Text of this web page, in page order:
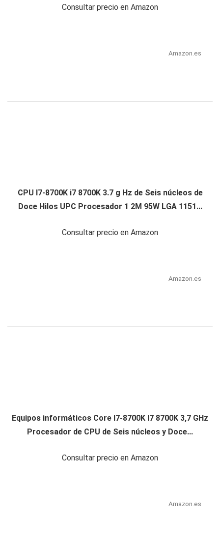
Consultar precio en Amazon
Amazon.es
CPU I7-8700K i7 8700K 3.7 g Hz de Seis núcleos de
Doce Hilos UPC Procesador 1 2M 95W LGA 1151...
Consultar precio en Amazon
Amazon.es
Equipos informáticos Core I7-8700K I7 8700K 3,7 GHz
Procesador de CPU de Seis núcleos y Doce...
Consultar precio en Amazon
Amazon.es